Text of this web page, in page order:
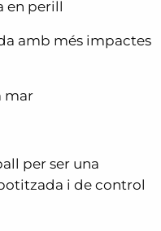
en perill
amb més impactes
mar
per ser una
i de control